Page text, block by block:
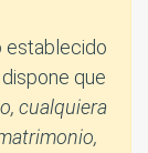
establecido
que
cualquiera